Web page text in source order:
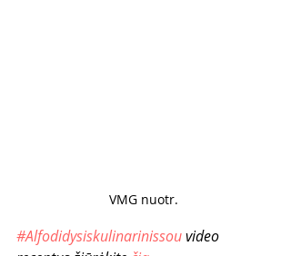
VMG nuotr.
#Alfodidysiskulinarinissou video